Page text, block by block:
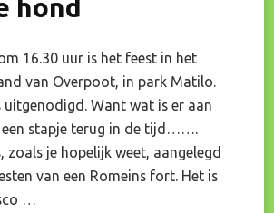
hond
16.30 uur is het feest in het
van Overpoot, in park Matilo.
uitgenodigd. Want wat is er aan
een stapje terug in de tijd…….
zoals je hopelijk weet, aangelegd
van een Romeins fort. Het is
…